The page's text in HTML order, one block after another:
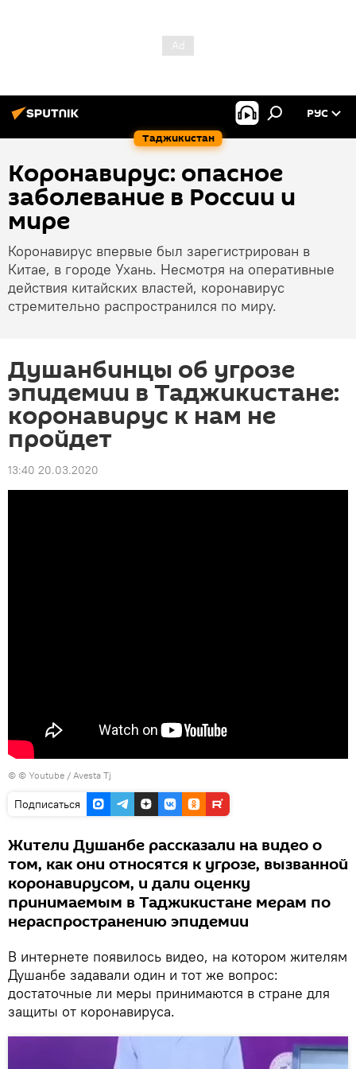
Таджикистан
РУС
Коронавирус: опасное
заболевание в России и
мире
Коронавирус впервые был зарегистрирован в
Китае, в городе Ухань. Несмотря на оперативные
действия китайских властей, коронавирус
стремительно распространился по миру.
Душанбинцы об угрозе
эпидемии в Таджикистане:
коронавирус к нам не
пройдет
13:40 20.03.2020
© © Youtube / Avesta Tj
Подписаться
Жители Душанбе рассказали на видео о
том, как они относятся к угрозе, вызванной
коронавирусом, и дали оценку
принимаемым в Таджикистане мерам по
нераспространению эпидемии
В интернете появилось видео, на котором жителям
Душанбе задавали один и тот же вопрос:
достаточные ли меры принимаются в стране для
защиты от коронавируса.